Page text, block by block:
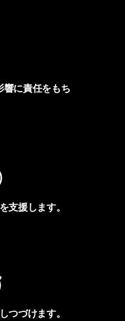
響に責任をもち
支援します。
つづけます。